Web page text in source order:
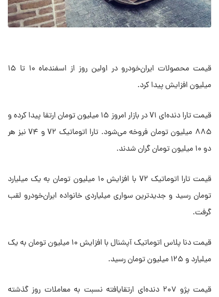
قیمت محصولات ایران‌خودرو در اولین روز از اسفندماه ۱۰ تا ۱۵
میلیون افزایش پیدا کرد.
قیمت تارا دنده‌ای V۱ در بازار امروز ۱۵ میلیون تومان ارتقا پیدا کرده و
۸۸۵ میلیون تومان فروخه می‌شود. تارا اتوماتیک V۲ و V۴ نیز هر
دو ۱۰ میلیون تومان گران شدند.
قیمت تارا اتوماتیک V۲ با افزایش ۱۰ میلیون تومان به یک میلیارد
تومان رسید و جدیدترین سواری میلیاردی خانواده ایران‌خودرو لقب
گرفت.
قیمت دنا پلاس اتوماتیک آپشنال با افزایش ۱۰ میلیون تومان به یک
میلیارد و ۱۲۵ میلیون تومان رسید.
قیمت پژو ۲۰۷ دنده‌ای ارتقایافته نسبت به معاملات روز گذشته